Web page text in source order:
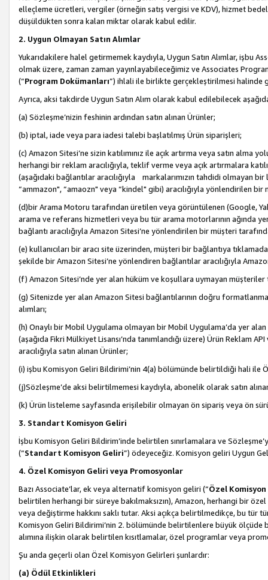
elleçleme ücretleri, vergiler (örneğin satış vergisi ve KDV), hizmet
düşüldükten sonra kalan miktar olarak kabul edilir.
2. Uygun Olmayan Satın Alımlar
Yukarıdakilere halel getirmemek kaydıyla, Uygun Satın Alımlar, işbu
olmak üzere, zaman zaman yayınlayabileceğimiz ve Associates
(“Program Dokümanları”) ihlali ile birlikte gerçekleştirilmesi halinde
Ayrıca, aksi takdirde Uygun Satın Alım olarak kabul edilebilecek
(a) Sözleşme’nizin feshinin ardından satın alınan Ürünler;
(b) iptal, iade veya para iadesi talebi başlatılmış Ürün siparişleri;
(c) Amazon Sitesi’ne sizin katılımınız ile açık artırma veya satın alma
herhangi bir reklam aracılığıyla, teklif verme veya açık artırmalara
(aşağıdaki bağlantılar aracılığıyla markalarımızın tahdidi olmayan
“ammazon", “amaozn" veya “kindel" gibi) aracılığıyla yönlendirilen
(d)bir Arama Motoru tarafından üretilen veya görüntülenen (Google,
arama ve referans hizmetleri veya bu tür arama motorlarının ağında
bağlantı aracılığıyla Amazon Sitesi’ne yönlendirilen bir müşteri
(e) kullanıcıları bir aracı site üzerinden, müşteri bir bağlantıya
şekilde bir Amazon Sitesi’ne yönlendiren bağlantılar aracılığıyla
(f) Amazon Sitesi’nde yer alan hüküm ve koşullara uymayan müşteriler
(g) Sitenizde yer alan Amazon Sitesi bağlantılarının doğru
alımları;
(h) Onaylı bir Mobil Uygulama olmayan bir Mobil Uygulama’da yer
(aşağıda Fikri Mülkiyet Lisansı’nda tanımlandığı üzere) Ürün Reklam
aracılığıyla satın alınan Ürünler;
(i) işbu Komisyon Geliri Bildirimi’nin 4(a) bölümünde belirtildiği hali ile
(j)Sözleşme’de aksi belirtilmemesi kaydıyla, abonelik olarak satın
(k) Ürün listeleme sayfasında erişilebilir olmayan ön sipariş veya ön
3. Standart Komisyon Geliri
İşbu Komisyon Geliri Bildirim’inde belirtilen sınırlamalara ve
(“Standart Komisyon Geliri”) ödeyeceğiz. Komisyon geliri Uygun
4. Özel Komisyon Geliri veya Promosyonlar
Bazı Associate’lar, ek veya alternatif komisyon geliri (“Özel
belirtilen herhangi bir süreye bakılmaksızın), Amazon, herhangi bir
veya değiştirme hakkını saklı tutar. Aksi açıkça belirtilmedikçe, bu tür
Komisyon Geliri Bildirimi’nin 2. bölümünde belirtilenlere büyük ölçüde
alımına ilişkin olarak belirtilen kısıtlamalar, özel programlar veya
Şu anda geçerli olan Özel Komisyon Gelirleri şunlardır:
(a) Ödül Etkinlikleri